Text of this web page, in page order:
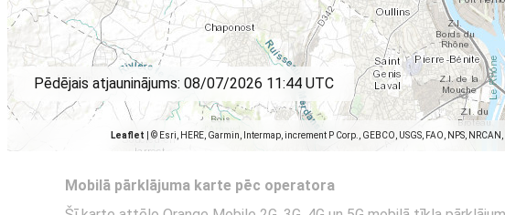
Leaflet © Esri, HERE, Garmin, Intermap, increment P Corp., GEBCO, USGS, FAO, NPS,
Pēdējais atjauninājums: 08/07/2026 11:44 UTC
Mobilā pārklājuma karte pēc operatora